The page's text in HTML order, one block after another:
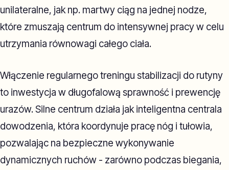
unilateralne, jak np. martwy ciąg na jednej nodze,
które zmuszają centrum do intensywnej pracy w celu
utrzymania równowagi całego ciała.
Włączenie regularnego treningu stabilizacji do rutyny
to inwestycja w długofalową sprawność i prewencję
urazów. Silne centrum działa jak inteligentna centrala
dowodzenia, która koordynuje pracę nóg i tułowia,
pozwalając na bezpieczne wykonywanie
dynamicznych ruchów - zarówno podczas biegania,